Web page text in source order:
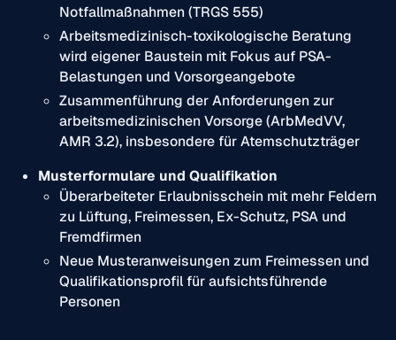
Notfallmaßnahmen (TRGS 555)
Arbeitsmedizinisch-toxikologische Beratung
wird eigener Baustein mit Fokus auf PSA-
Belastungen und Vorsorgeangebote
Zusammenführung der Anforderungen zur
arbeitsmedizinischen Vorsorge (ArbMedVV,
AMR 3.2), insbesondere für Atemschutzträger
Musterformulare und Qualifikation
Überarbeiteter Erlaubnisschein mit mehr Feldern
zu Lüftung, Freimessen, Ex-Schutz, PSA und
Fremdfirmen
Neue Musteranweisungen zum Freimessen und
Qualifikationsprofil für aufsichtsführende
Personen